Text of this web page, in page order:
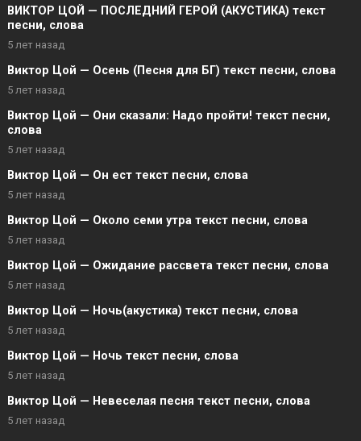
ВИКТОР ЦОЙ — ПОСЛЕДНИЙ ГЕРОЙ (АКУСТИКА) текст
песни, слова
5 лет назад
Виктор Цой — Осень (Песня для БГ) текст песни, слова
5 лет назад
Виктор Цой — Они сказали: Надо пройти! текст песни,
слова
5 лет назад
Виктор Цой — Он ест текст песни, слова
5 лет назад
Виктор Цой — Около семи утра текст песни, слова
5 лет назад
Виктор Цой — Ожидание рассвета текст песни, слова
5 лет назад
Виктор Цой — Ночь(акустика) текст песни, слова
5 лет назад
Виктор Цой — Ночь текст песни, слова
5 лет назад
Виктор Цой — Невеселая песня текст песни, слова
5 лет назад